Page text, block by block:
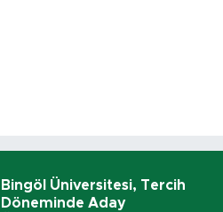
Bingöl Üniversitesi, Tercih
Döneminde Aday